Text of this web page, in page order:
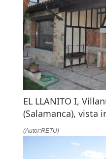
EL LLANITO I,
(Salamanca), vista
(Autor:RETU)